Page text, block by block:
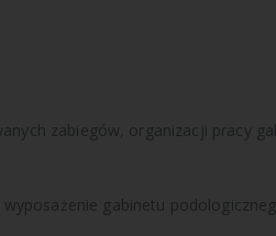
zabiegów, organizacji pracy
gabinetu